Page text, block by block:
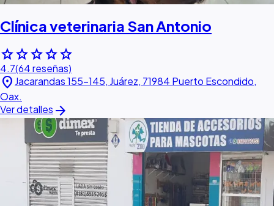
Clínica veterinaria San Antonio
starstarstarstarstar
4.7(64 reseñas)
location_on Jacarandas 155-145, Juárez, 71984 Puerto Escondido,
Oax.
Ver detalles arrow_forward